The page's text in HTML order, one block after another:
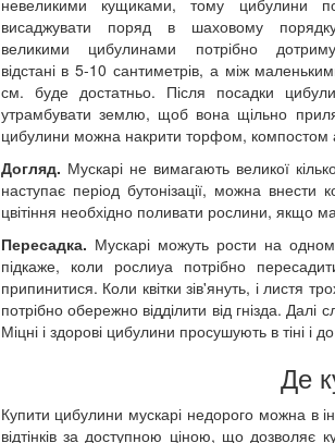
висаджувати поряд в шаховому
великими цибулинами потрібно
відстані в 5-10 сантиметрів, а між
см. буде достатньо. Після посадки
утрамбувати землю, щоб вона щільно
цибулини можна накрити торфом, компостом
Догляд. Мускарі не вимагають великої
наступає період бутонізації, можна
цвітіння необхідно поливати рослини, якщо
Пересадка. Мускарі можуть рости на
підкаже, коли рослиуа потрібно
припинитися. Коли квітки зів'януть, і листя
потрібно обережно відділити від гнізда.
Міцні і здорові цибулини просушують в тіні і
Де
Купити цибулини мускарі недорого можна в
відтінків за доступною ціною, що дозволяє